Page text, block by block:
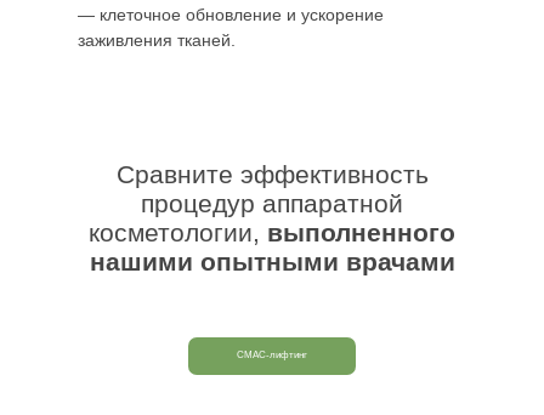
— клеточное обновление и ускорение
заживления тканей.
Сравните эффективность
процедур аппаратной
косметологии, выполненного
нашими опытными врачами
СМАС-лифтинг